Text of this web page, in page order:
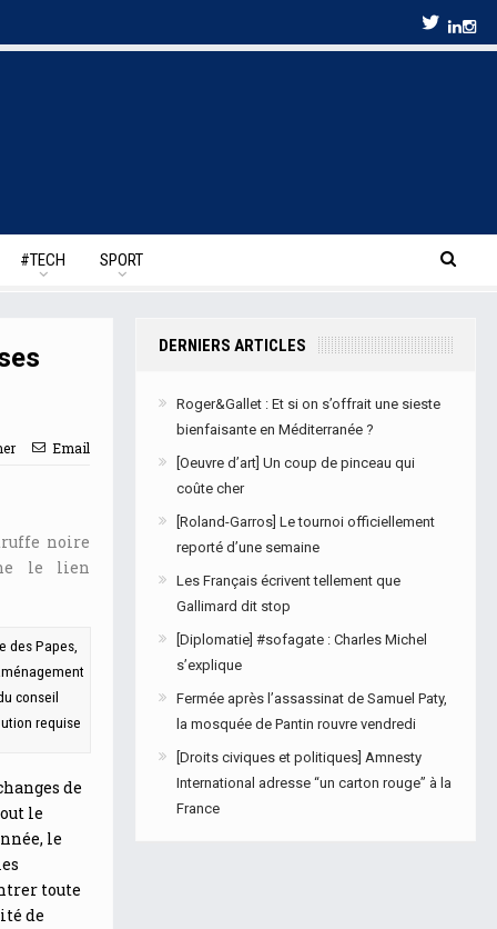
#TECH SPORT
Email
noire
le lien
des Papes,
conseil
requise
de
le
le
toute
de
DERNIERS ARTICLES
Roger&Gallet : Et si on s’offrait une sieste
bienfaisante en Méditerranée ?
[Oeuvre d’art] Un coup de pinceau qui
coûte cher
[Roland-Garros] Le tournoi officiellement
reporté d’une semaine
Les Français écrivent tellement que
Gallimard dit stop
[Diplomatie] #sofagate : Charles Michel
s’explique
Fermée après l’assassinat de Samuel Paty,
la mosquée de Pantin rouvre vendredi
[Droits civiques et politiques] Amnesty
International adresse “un carton rouge” à la
France